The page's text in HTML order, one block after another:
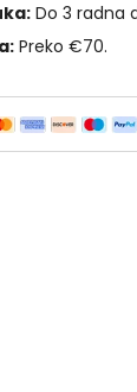
Do 3 radna
Preko €70.